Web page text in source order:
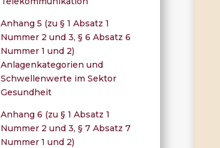
Anhang 5 (zu § 1 Absatz 1
Nummer 2 und 3, § 6 Absatz 6
Nummer 1 und 2)
Anlagenkategorien und
Schwellenwerte im Sektor
Gesundheit
Anhang 6 (zu § 1 Absatz 1
Nummer 2 und 3, § 7 Absatz 7
Nummer 1 und 2)